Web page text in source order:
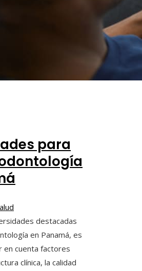
para
destacadas
en Panamá, es
en cuenta factores
clínica, la calidad